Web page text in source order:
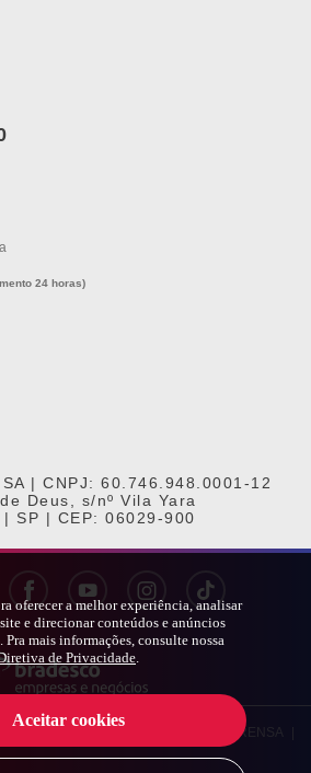
oferecer a melhor experiência, analisar
e direcionar conteúdos e anúncios
Pra mais informações, consulte nossa
de Privacidade.
Aceitar cookies
24 horas)
| CNPJ: 60.746.948.0001-12
Deus, s/nº Vila Yara
| SP | CEP: 06029-900
BRADESCO IMPRENSA